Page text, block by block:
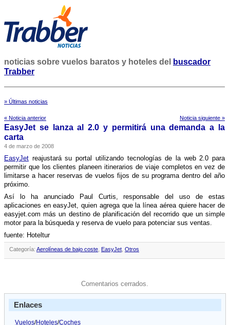
noticias sobre vuelos baratos y hoteles del
buscador
Trabber
» Últimas noticias
« Noticia anterior Noticia siguiente »
EasyJet se lanza al 2.0 y permitirá una demanda a la
carta
4 de marzo de 2008
EasyJet reajustará su portal utilizando tecnologí­as de la web 2.0 para
permitir que los clientes planeen itinerarios de viaje completos en vez de
limitarse a hacer reservas de vuelos fijos de su programa dentro del año
próximo.
Así­ lo ha anunciado Paul Curtis, responsable del uso de estas
aplicaciones en easyJet, quien agrega que la lí­nea aérea quiere hacer de
easyjet.com más un destino de planificación del recorrido que un simple
motor para la búsqueda y reserva de vuelo para potenciar sus ventas.
fuente: Hoteltur
Categoría: Aerolíneas de bajo coste EasyJet Otros
Comentarios cerrados.
Enlaces
Vuelos/Hoteles/Coches